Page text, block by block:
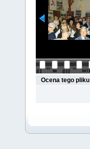
Ocena tego pliku